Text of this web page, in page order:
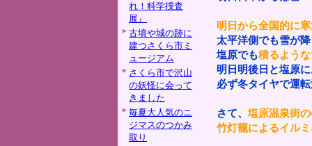
れ！科学捜査
展』
古墳や城の跡に
建つさくら市ミ
ュージアム
さくら市で沢山
の妖怪に会って
きました
毎夏大人気のニ
ジマスのつかみ
取り
明日から全国的に
太平洋側でも雪が
塩原でも積るよう
明日明後日と塩原
必ず冬タイヤで運
さて、塩原温泉街
竹灯籠によるイル